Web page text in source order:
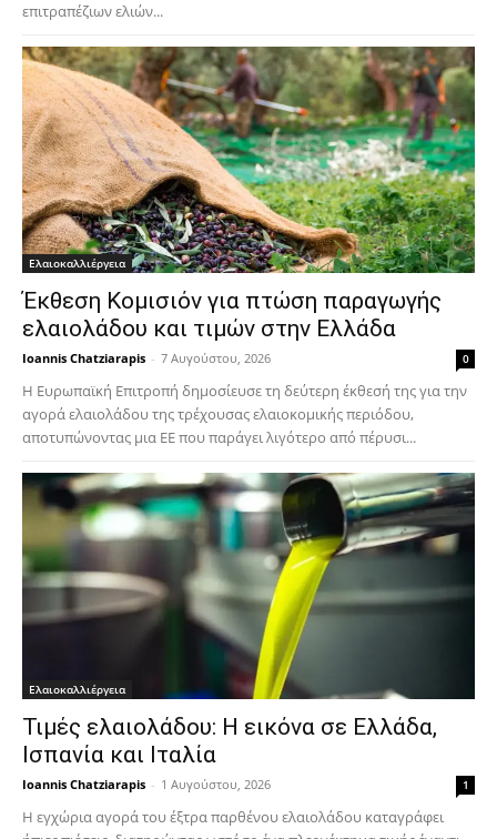
επιτραπέζιων ελιών...
Ελαιοκαλλιέργεια
Έκθεση Κομισιόν για πτώση παραγωγής
ελαιολάδου και τιμών στην Ελλάδα
Ioannis Chatziarapis - 7 Αυγούστου, 2026 0
Η Ευρωπαϊκή Επιτροπή δημοσίευσε τη δεύτερη έκθεσή της για την
αγορά ελαιολάδου της τρέχουσας ελαιοκομικής περιόδου,
αποτυπώνοντας μια ΕΕ που παράγει λιγότερο από πέρυσι...
Ελαιοκαλλιέργεια
Τιμές ελαιολάδου: Η εικόνα σε Ελλάδα,
Ισπανία και Ιταλία
Ioannis Chatziarapis - 1 Αυγούστου, 2026 1
Η εγχώρια αγορά του έξτρα παρθένου ελαιολάδου καταγράφει